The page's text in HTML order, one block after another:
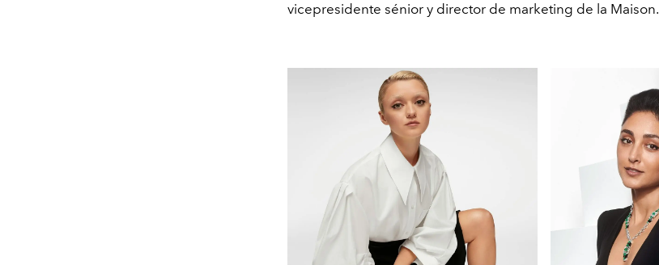
vicepresidente sénior y director de marketing de la Maison.